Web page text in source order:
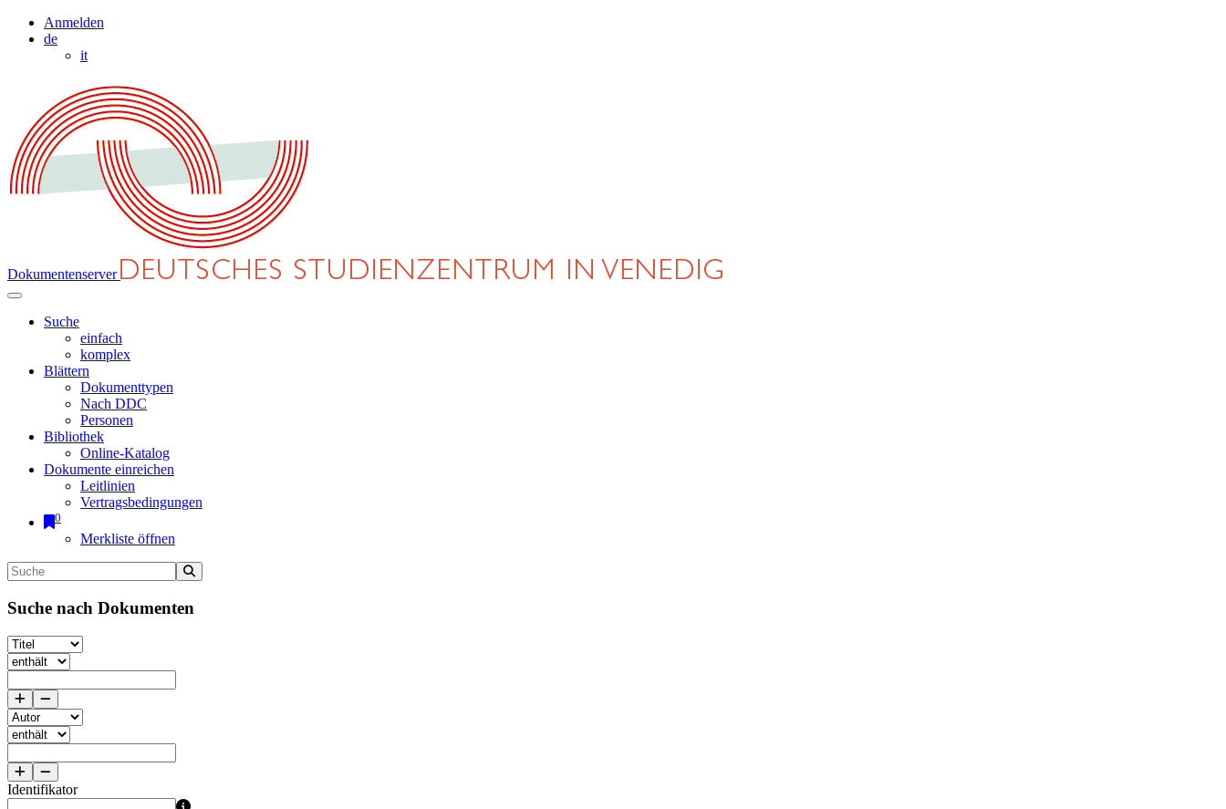
Anmelden
de
it
Dokumentenserver
Suche
einfach
komplex
Blättern
Dokumenttypen
Nach DDC
Personen
Bibliothek
Online-Katalog
Dokumente einreichen
Leitlinien
Vertragsbedingungen
0
Merkliste öffnen
Suche nach Dokumenten
Identifikator